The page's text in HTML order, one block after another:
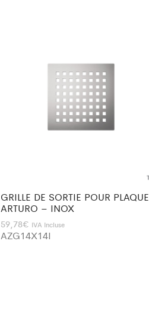
GRILLE DE SORTIE POUR PLAQUE
ARTURO – INOX
59,78€ IVA Incluse
AZG14X14I